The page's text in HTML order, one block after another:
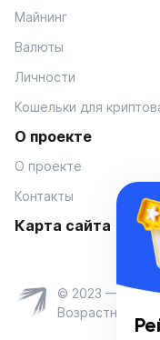
Майнинг
Валюты
Личности
Кошельки для
О проекте
О проекте
Контакты
Карта сайта
© 2023 —
Возрастное